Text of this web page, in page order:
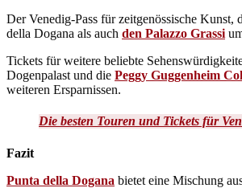
Der Venedig-Pass für zeitgenössische Kunst,
della Dogana als auch den Palazzo Grassi
Tickets für weitere beliebte
Dogenpalast und die Peggy Guggenheim
weiteren Ersparnissen.
Die besten Touren und Tickets für
Fazit
Punta della Dogana bietet eine Mischung